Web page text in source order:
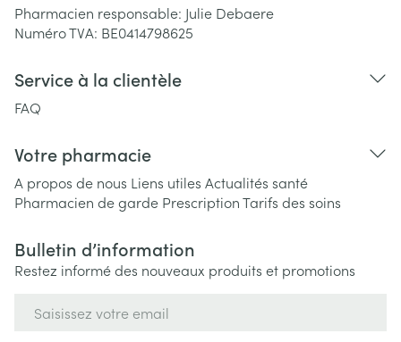
Pharmacien responsable: Julie Debaere
Numéro TVA: BE0414798625
Service à la clientèle
FAQ
Votre pharmacie
A propos de nous Liens utiles Actualités santé
Pharmacien de garde PrescriptionTarifs des soins
Bulletin d’information
Restez informé des nouveaux produits et promotions